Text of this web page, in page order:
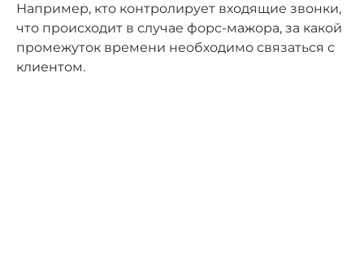
Например, кто контролирует входящие звонки,
что происходит в случае форс-мажора, за какой
промежуток времени необходимо связаться с
клиентом.